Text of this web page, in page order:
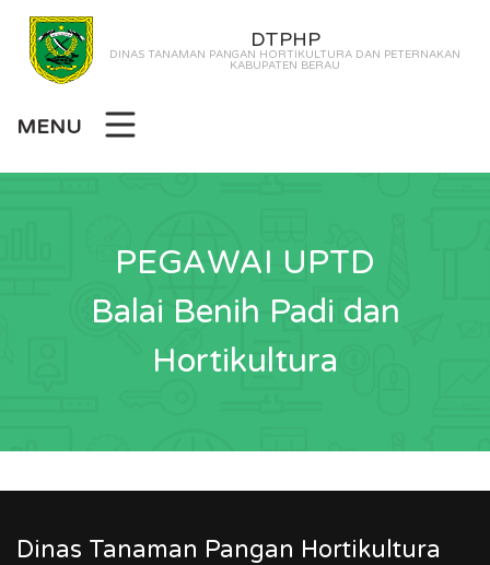
DTPHP
DINAS TANAMAN PANGAN HORTIKULTURA DAN PETERNAKAN
KABUPATEN BERAU
MENU
PEGAWAI UPTD
Balai Benih Padi dan
Hortikultura
Dinas Tanaman Pangan Hortikultura